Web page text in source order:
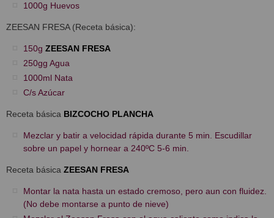
1000g Huevos
ZEESAN FRESA (Receta básica):
150g ZEESAN FRESA
250gg Agua
1000ml Nata
C/s Azúcar
Receta básica BIZCOCHO PLANCHA
Mezclar y batir a velocidad rápida durante 5 min. Escudillar
sobre un papel y hornear a 240ºC 5-6 min.
Receta básica ZEESAN FRESA
Montar la nata hasta un estado cremoso, pero aun con fluidez.
(No debe montarse a punto de nieve)